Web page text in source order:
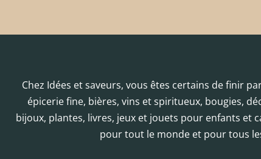
Chez Idées et saveurs, vous êtes certains de finir
épicerie fine, bières, vins et spiritueux, bougies,
bijoux, plantes, livres, jeux et jouets pour enfants et
pour tout le monde et pour tous